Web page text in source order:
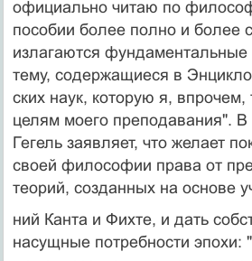
официально читаю по
пособии более полно и более
излагаются фундаментальные
тему, содержащиеся в
ских наук, которую я, впрочем,
целям моего преподавания".
Гегель заявляет, что желает
своей философии права от
теорий, созданных на основе
ний Канта и Фихте, и дать
на­сущные потребности эпохи: